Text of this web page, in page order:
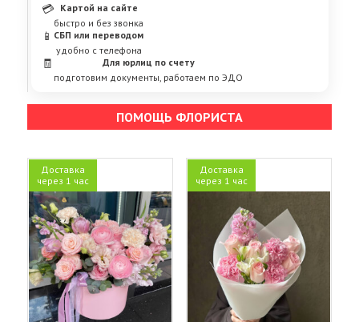
💳
Картой на сайте
быстро и без звонка
📱 СБП или переводом
удобно с телефона
🧾
Для юрлиц по счету
подготовим документы, работаем по ЭДО
ПОМОЩЬ ФЛОРИСТА
Доставка
через 1 час
Доставка
через 1 час